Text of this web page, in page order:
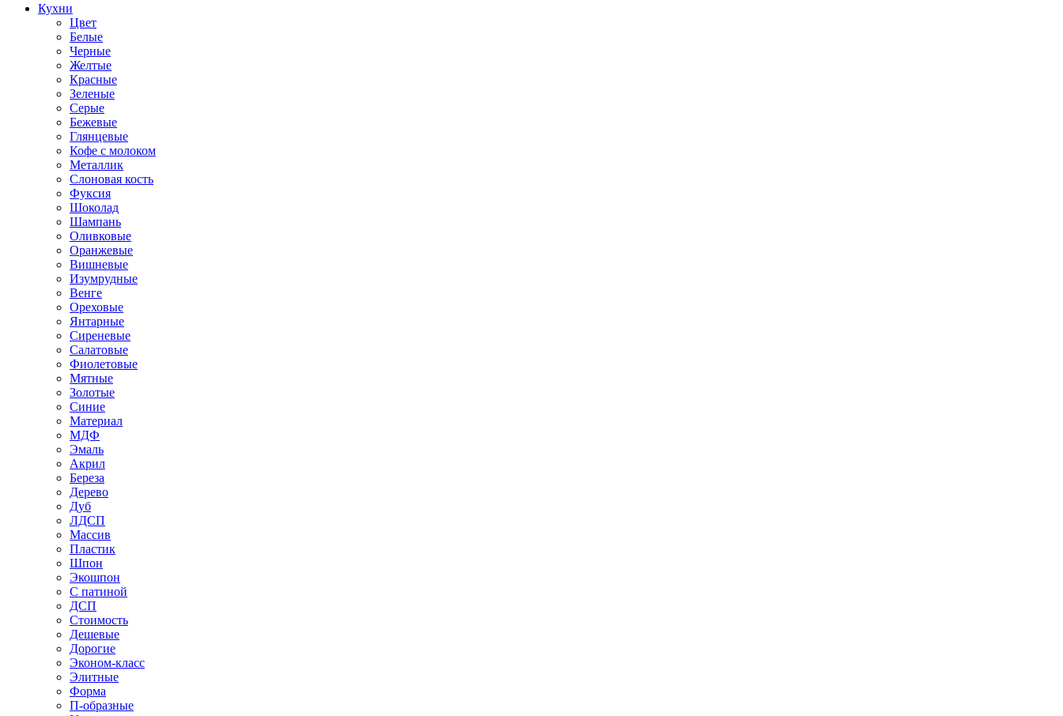
Кухни
Цвет
Белые
Черные
Желтые
Красные
Зеленые
Серые
Бежевые
Глянцевые
Кофе с молоком
Металлик
Слоновая кость
Фуксия
Шоколад
Шампань
Оливковые
Оранжевые
Вишневые
Изумрудные
Венге
Ореховые
Янтарные
Сиреневые
Салатовые
Фиолетовые
Мятные
Золотые
Синие
Материал
МДФ
Эмаль
Акрил
Береза
Дерево
Дуб
ЛДСП
Массив
Пластик
Шпон
Экошпон
С патиной
ДСП
Стоимость
Дешевые
Дорогие
Эконом-класс
Элитные
Форма
П-образные